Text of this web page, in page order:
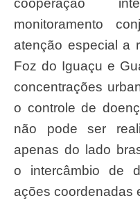
cooperação
monitoramento
atenção especial a
Foz do Iguaçu e
concentrações
o controle de
não pode ser
apenas do lado
o intercâmbio de
ações coordenadas